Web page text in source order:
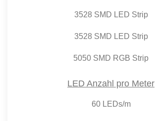
3528 SMD LED Strip
3528 SMD LED Strip
5050 SMD RGB Strip
LED Anzahl pro Meter
60 LEDs/m